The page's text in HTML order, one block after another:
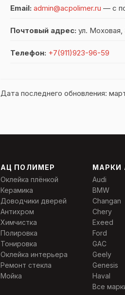
Email: admin@acpolimer.ru — с
Почтовый адрес: ул.
Телефон: +7(911)923-96-59
Дата последнего обновления:
АЦ ПОЛИМЕР
Оклейка плёнкой
Керамика
Доводчики дверей
Антихром
Химчистка
Полировка
Тонировка
Оклейка интерьера
Ремонт стекла
Мойка
МАРКИ
Audi
BMW
Changan
Chery
Exeed
Ford
GAC
Geely
Genesis
Haval
Все